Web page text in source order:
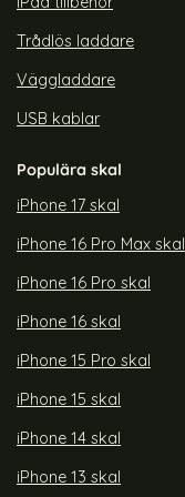
Trådlös laddare
Väggladdare
USB kablar
Populära skal
iPhone 17 skal
iPhone 16 Pro Max skal
iPhone 16 Pro skal
iPhone 16 skal
iPhone 15 Pro skal
iPhone 15 skal
iPhone 14 skal
iPhone 13 skal